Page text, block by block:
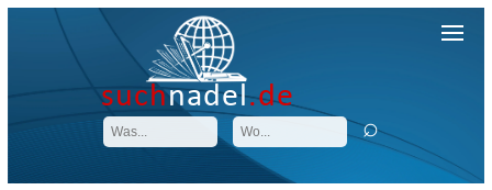
suchnadel.de